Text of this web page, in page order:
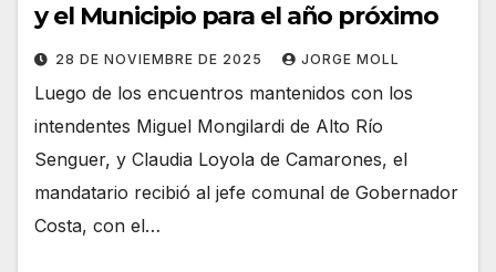
y el Municipio para el año próximo
28 DE NOVIEMBRE DE 2025 JORGE MOLL
Luego de los encuentros mantenidos con los
intendentes Miguel Mongilardi de Alto Río
Senguer, y Claudia Loyola de Camarones, el
mandatario recibió al jefe comunal de Gobernador
Costa, con el…